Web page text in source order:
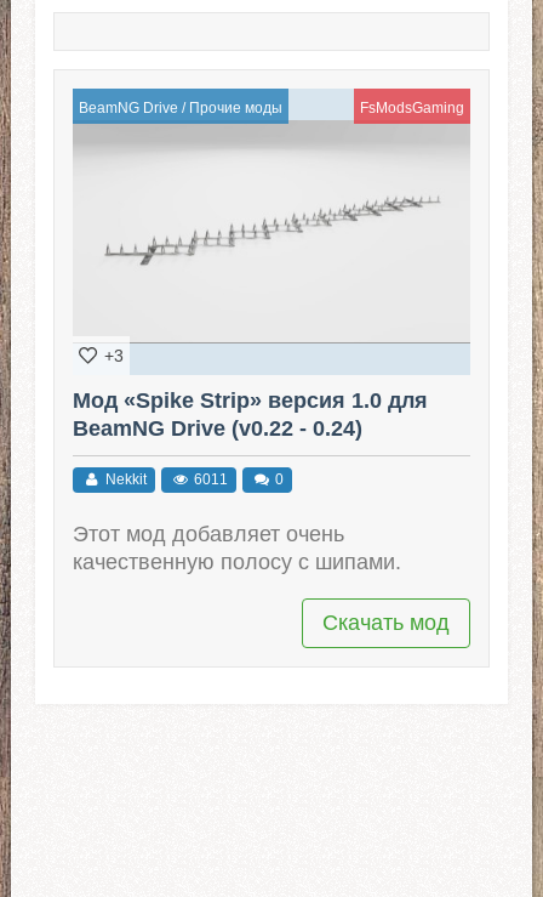
BeamNG Drive / Прочие моды FsModsGaming
+3
Мод «Spike Strip» версия 1.0 для
BeamNG Drive (v0.22 - 0.24)
Nekkit 6011 0
Этот мод добавляет очень
качественную полосу с шипами.
Скачать мод